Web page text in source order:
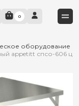
0
оборудование
appetitt спсо-606 ц